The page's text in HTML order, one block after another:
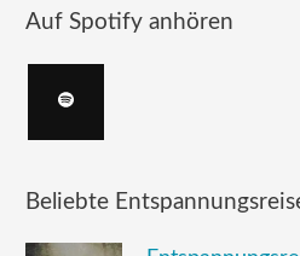
Auf Spotify anhören
Beliebte